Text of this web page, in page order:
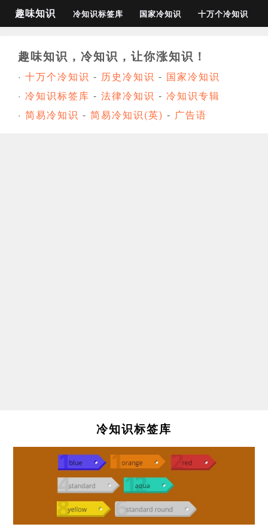
趣味知识 冷知识标签库 国家冷知识 十万个冷知识
趣味知识，冷知识，让你涨知识！
· 十万个冷知识 - 历史冷知识 - 国家冷知识
· 冷知识标签库 - 法律冷知识 - 冷知识专辑
· 简易冷知识 - 简易冷知识(英) - 广告语
冷知识标签库